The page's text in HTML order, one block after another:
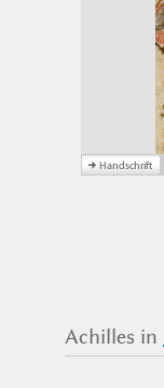
Achilles in